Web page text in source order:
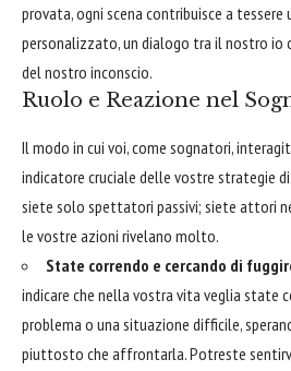
provata, ogni scena contribuisce a tessere
personalizzato, un dialogo tra il nostro io
del nostro inconscio.
Ruolo e Reazione nel
Il modo in cui voi, come sognatori,
indicatore cruciale delle vostre strategie
siete solo spettatori passivi; siete attori
le vostre azioni rivelano molto.
State correndo e cercando di
indicare che nella vostra vita veglia state
problema o una situazione difficile,
piuttosto che affrontarla. Potreste